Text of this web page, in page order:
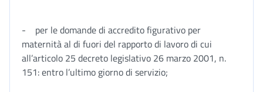
- per le domande di accredito figurativo per
maternità al di fuori del rapporto di lavoro di cui
all’articolo 25 decreto legislativo 26 marzo 2001, n.
151: entro l’ultimo giorno di servizio;